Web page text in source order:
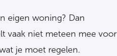
eigen woning? Dan
vaak niet meteen mee voor
je moet regelen.